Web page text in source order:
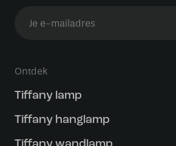
Ontdek
Tiffany lamp
Tiffany hanglamp